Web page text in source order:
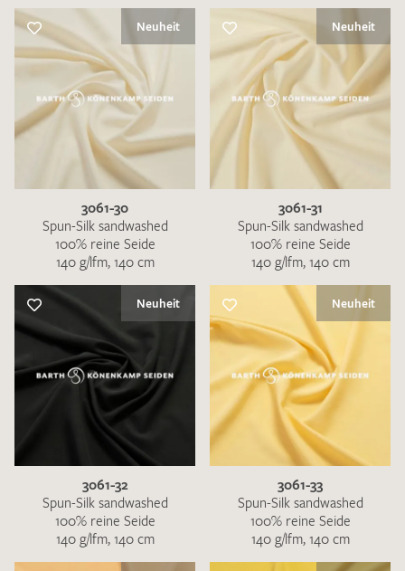
MUSTERANFRAGE SENDEN
Neuheit
3061-30
Spun-Silk sandwashed
100% reine Seide
140 g/lfm, 140 cm
Neuheit
3061-31
Spun-Silk sandwashed
100% reine Seide
140 g/lfm, 140 cm
Neuheit
3061-32
Spun-Silk sandwashed
100% reine Seide
140 g/lfm, 140 cm
Neuheit
3061-33
Spun-Silk sandwashed
100% reine Seide
140 g/lfm, 140 cm